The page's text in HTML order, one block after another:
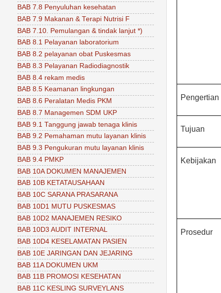
Pengertian
Tujuan
Kebijakan
Prosedur
BAB 7.8 Penyuluhan kesehatan
BAB 7.9 Makanan & Terapi Nutrisi F
BAB 7.10. Pemulangan & tindak lanjut *)
BAB 8.1 Pelayanan laboratorium
BAB 8.2 pelayanan obat Puskesmas
BAB 8.3 Pelayanan Radiodiagnostik
BAB 8.4 rekam medis
BAB 8.5 Keamanan lingkungan
BAB 8.6 Peralatan Medis PKM
BAB 8.7 Managemen SDM UKP
BAB 9.1 Tanggung jawab tenaga klinis
BAB 9.2 Pemahaman mutu layanan klinis
BAB 9.3 Pengukuran mutu layanan klinis
BAB 9.4 PMKP
BAB 10A DOKUMEN MANAJEMEN
BAB 10B KETATAUSAHAAN
BAB 10C SARANA PRASARANA
BAB 10D1 MUTU PUSKESMAS
BAB 10D2 MANAJEMEN RESIKO
BAB 10D3 AUDIT INTERNAL
BAB 10D4 KESELAMATAN PASIEN
BAB 10E JARINGAN DAN JEJARING
BAB 11A DOKUMEN UKM
BAB 11B PROMOSI KESEHATAN
BAB 11C KESLING SURVEYLANS